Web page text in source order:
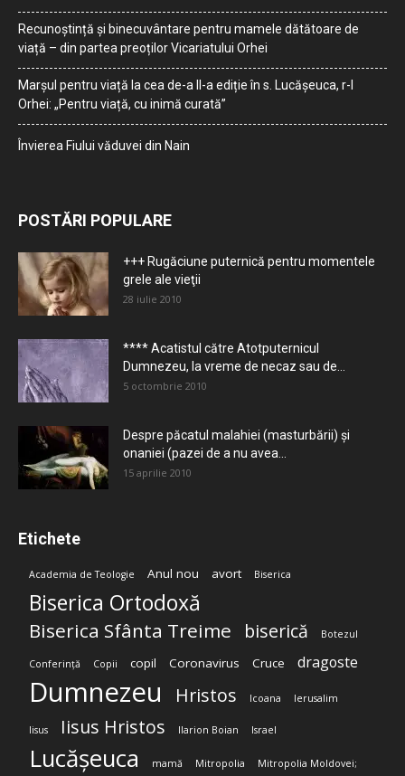
Recunoștință și binecuvântare pentru mamele dătătoare de
viață – din partea preoților Vicariatului Orhei
Marșul pentru viață la cea de-a II-a ediție în s. Lucășeuca, r-l
Orhei: „Pentru viață, cu inimă curată”
Învierea Fiului văduvei din Nain
POSTĂRI POPULARE
+++ Rugăciune puternică pentru momentele
grele ale vieţii
28 iulie 2010
**** Acatistul către Atotputernicul
Dumnezeu, la vreme de necaz sau de...
5 octombrie 2010
Despre păcatul malahiei (masturbării) şi
onaniei (pazei de a nu avea...
15 aprilie 2010
Etichete
Academia de Teologie Anul nou avort Biserica
Biserica Ortodoxă
Biserica Sfânta Treime biserică Botezul
Conferință Copii copil Coronavirus Cruce dragoste
Dumnezeu Hristos Icoana Ierusalim
Iisus Iisus Hristos Ilarion Boian Israel
Lucășeuca mamă Mitropolia Mitropolia Moldovei;